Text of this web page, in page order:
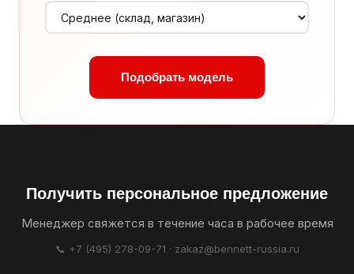
Подобрать модель
Получить персональное предложение
Менеджер свяжется в течение часа в рабочее время
📞 +7 (495) 278-09-71 · zakaz@bennett-russia.ru